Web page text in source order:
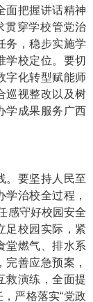
面把握讲话精神
贯穿学校管党治
务，稳步实施学
学校定位。要切
字化转型赋能师
巡视整改以及树
学成果服务广西
。要坚持人民至
学治校全过程，
感守好校园安全
足校园实际，紧
堂燃气、排水系
善应急预案，
救演练，全面提
严格落实“党政